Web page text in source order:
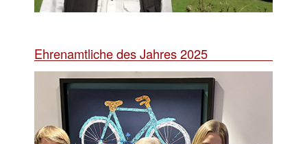
Ehrenamtliche des Jahres 2025